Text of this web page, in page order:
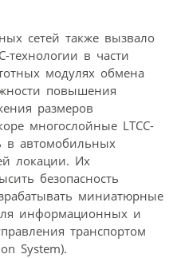
сетей также вызвало
технологии в части
модулях обмена
повышения
размеров
многослойные LTCC-
в автомобильных
локации. Их
безопасность
миниатюрные
информационных и
транспортом
System).